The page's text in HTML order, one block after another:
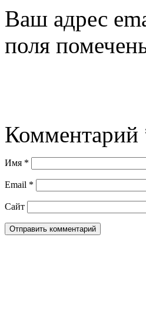
Ваш адрес
поля
Комментарий
Имя *
Email *
Сайт